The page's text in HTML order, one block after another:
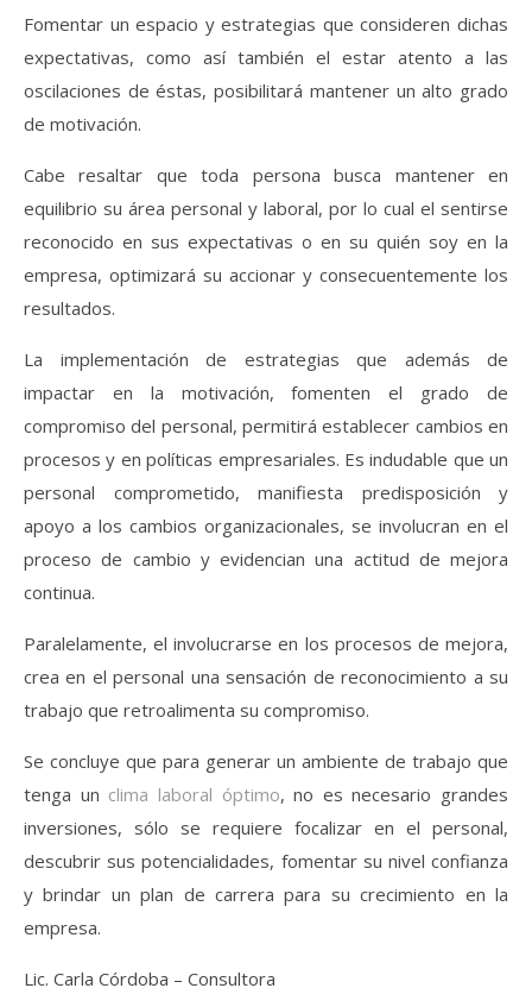
Fomentar un espacio y estrategias que consideren dichas
expectativas, como así también el estar atento a las
oscilaciones de éstas, posibilitará mantener un alto grado
de motivación.
Cabe resaltar que toda persona busca mantener en
equilibrio su área personal y laboral, por lo cual el sentirse
reconocido en sus expectativas o en su quién soy en la
empresa, optimizará su accionar y consecuentemente los
resultados.
La implementación de estrategias que además de
impactar en la motivación, fomenten el grado de
compromiso del personal, permitirá establecer cambios en
procesos y en políticas empresariales. Es indudable que un
personal comprometido, manifiesta predisposición y
apoyo a los cambios organizacionales, se involucran en el
proceso de cambio y evidencian una actitud de mejora
continua.
Paralelamente, el involucrarse en los procesos de mejora,
crea en el personal una sensación de reconocimiento a su
trabajo que retroalimenta su compromiso.
Se concluye que para generar un ambiente de trabajo que
tenga un clima laboral óptimo, no es necesario grandes
inversiones, sólo se requiere focalizar en el personal,
descubrir sus potencialidades, fomentar su nivel confianza
y brindar un plan de carrera para su crecimiento en la
empresa.
Lic. Carla Córdoba – Consultora